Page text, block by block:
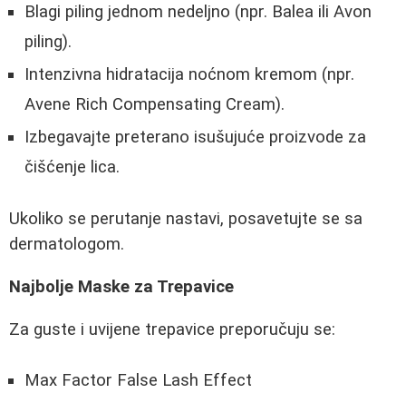
Blagi piling jednom nedeljno (npr. Balea ili Avon
piling).
Intenzivna hidratacija noćnom kremom (npr.
Avene Rich Compensating Cream).
Izbegavajte preterano isušujuće proizvode za
čišćenje lica.
Ukoliko se perutanje nastavi, posavetujte se sa
dermatologom.
Najbolje Maske za Trepavice
Za guste i uvijene trepavice preporučuju se:
Max Factor False Lash Effect